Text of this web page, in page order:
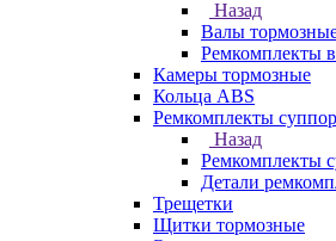
Назад
Валы
Ремкомплекты
Камеры тормозные
Кольца ABS
Ремкомплекты
Назад
Ремкомплекты
Детали
Трещетки
Щитки тормозные